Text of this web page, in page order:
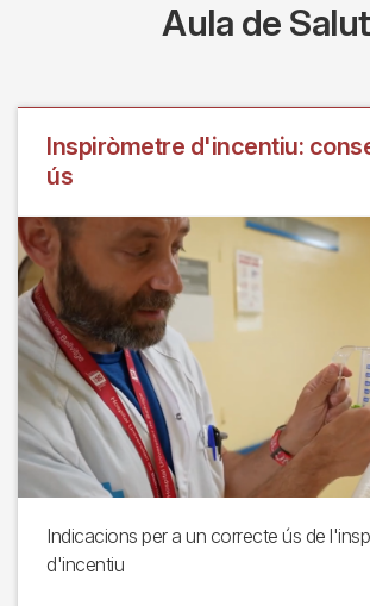
Aula de Salut
Inspiròmetre d'incentiu:
ús
Indicacions per a un correcte ús de
d'incentiu